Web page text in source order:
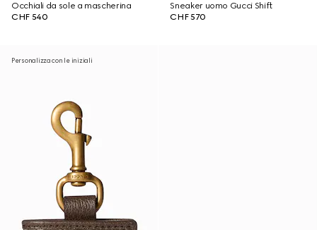
Occhiali da sole a mascherina
CHF 540
Sneaker uomo Gucci Shift
CHF 570
Personalizza con le iniziali